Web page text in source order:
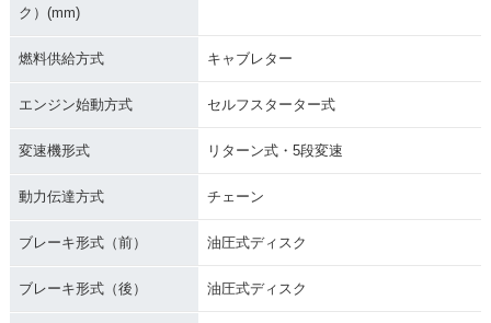
ク）(mm)
燃料供給方式 キャブレター
エンジン始動方式 セルフスターター式
変速機形式 リターン式・5段変速
動力伝達方式 チェーン
ブレーキ形式（前） 油圧式ディスク
ブレーキ形式（後） 油圧式ディスク